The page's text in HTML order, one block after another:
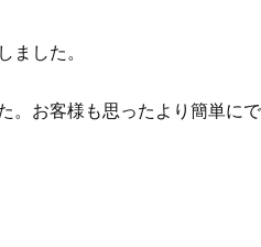
ました。
。お客様も思ったより簡単に